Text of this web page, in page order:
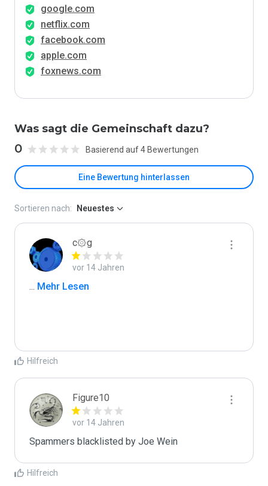
google.com
netflix.com
facebook.com
apple.com
foxnews.com
Was sagt die Gemeinschaft dazu?
0 Basierend auf 4 Bewertungen
Eine Bewertung hinterlassen
Sortieren nach: Neuestes
c۞g
vor 14 Jahren
... Mehr Lesen
Hilfreich
Figure10
vor 14 Jahren
Spammers blacklisted by Joe Wein
Hilfreich